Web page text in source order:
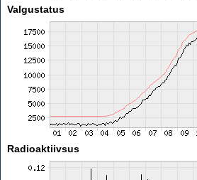
Valgustatus
Radioaktiivsus